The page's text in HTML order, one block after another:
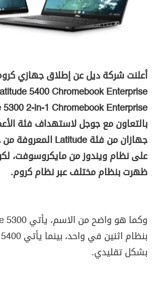
أعلنت شركة ديل عن إطلاق جهازي
5400 Chromebook Enterprise
5300 2-in-1 Chromebook Enterprise
بالتعاون مع جوجل لاستهداف فئة
جهازان من فئة Latitude
المعروفة
على نظام ويندوز من مايكروسوفت،
ظهرت بنظام مختلف عبر نظام كروم.
وكما هو واضح من الاسم، يأتي 5300
بنظام اثنين في واحد، بينما يأتي
بشكل تقليدي.